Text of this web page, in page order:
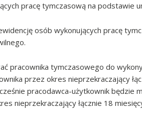
pracę tymczasową na podstawie
osób wykonujących pracę
pracownika tymczasowego do
przez okres nieprzekraczający
pracodawca-użytkownik będzie
nieprzekraczający łącznie 18